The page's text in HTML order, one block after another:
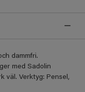
dammfri.
med Sadolin
väl. Verktyg: Pensel,